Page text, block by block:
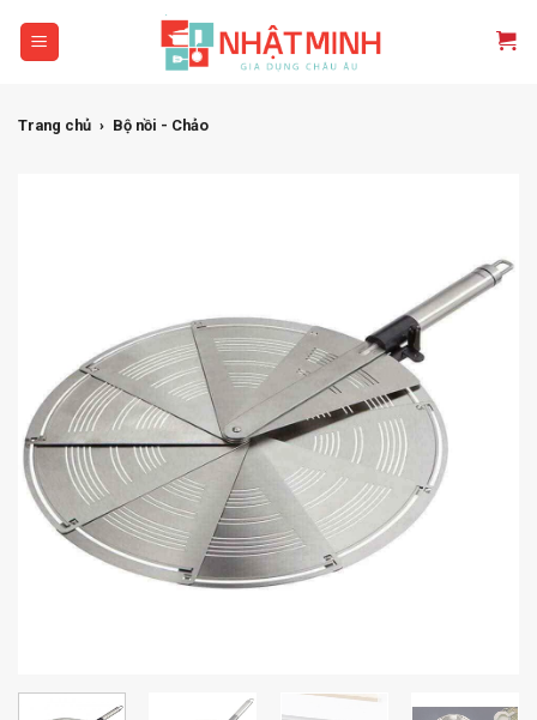
Trang chủ › Bộ nồi - Chảo